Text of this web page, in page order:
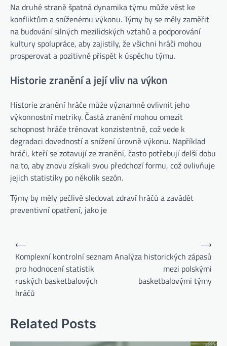
Na druhé straně špatná dynamika týmu může vést ke
konfliktům a sníženému výkonu. Týmy by se měly zaměřit
na budování silných mezilidských vztahů a podporování
kultury spolupráce, aby zajistily, že všichni hráči mohou
prosperovat a pozitivně přispět k úspěchu týmu.
Historie zranění a její vliv na výkon
Historie zranění hráče může významně ovlivnit jeho
výkonnostní metriky. Častá zranění mohou omezit
schopnost hráče trénovat konzistentně, což vede k
degradaci dovedností a snížení úrovně výkonu. Například
hráči, kteří se zotavují ze zranění, často potřebují delší dobu
na to, aby znovu získali svou předchozí formu, což ovlivňuje
jejich statistiky po několik sezón.
Týmy by měly pečlivě sledovat zdraví hráčů a zavádět
preventivní opatření, jako je
Post
navigation
⟵
Komplexní kontrolní seznam
pro hodnocení statistik
ruských basketbalových
hráčů
Analýza historických zápasů
mezi polskými
basketbalovými týmy
⟶
Related Posts